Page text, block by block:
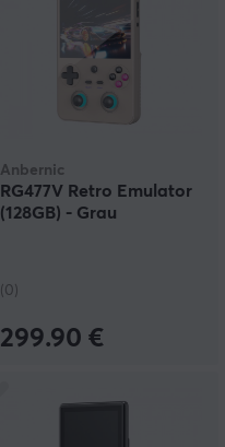
Anbernic
RG477V Retro Emulator
(128GB) - Grau
(0)
299.90 €